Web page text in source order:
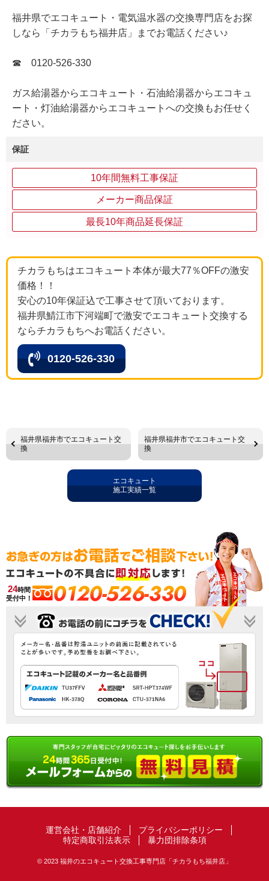
福井県でエコキュート・電気温水器の交換専門店をお探
しなら「チカラもち福井店」までお電話ください♪
☎ 0120-526-330
ガス給湯器からエコキュート・石油給湯器からエコキュ
ート・灯油給湯器からエコキュートへの交換もお任せく
ださい。
保証
10年間無料工事保証
メーカー商品保証
最長10年商品延長保証
チカラもちはエコキュート本体が最大77％OFFの激安
価格！！
安心の10年保証込で工事させて頂いております。
福井県鯖江市下河端町で激安でエコキュート交換する
ならチカラもちへお電話ください。
0120-526-330
福井県福井市でエコキュート交
換
福井県福井市でエコキュート交
換
エコキュート
施工実績一覧
24時間
受付中！
0120-526-330
運営会社・店舗紹介
プライバシーポリシー
特定商取引法表示
暴力団排除条項
© 2023 福井のエコキュート交換工事専門店「チカラもち福井店」